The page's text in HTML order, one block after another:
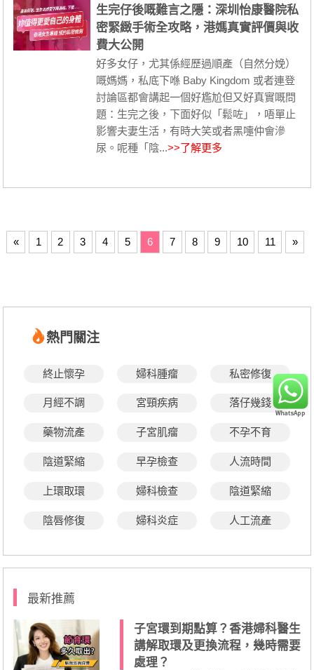
生完仔後嘅難言之隱：深圳怡康醫院私
密緊緻手術全攻略，港媽真實評價與收
費大公開
好多女仔，尤其係經歷過順產（自然分娩）
嘅媽媽，私底下喺 Baby Kingdom 或者連登
討論區都會講起一個好尷尬但又好真實嘅問
題：生完之後，下面好似「鬆咗」，唔單止
影響夫妻生活，有時大笑或者黑嚏仲會滲
尿。呢種「陰...>>了解更多
« 1 2 3 4 5 6 7 8 9 10 11 »
熱門關注
終止懷孕 婦科腫瘤 私密修復
月經不調 宮頸疾病 落仔幾錢
藥物流產 子宮肌瘤 不孕不育
陰道緊縮 早孕檢查 人流時間
上環取環 婦科檢查 陰道緊縮
陰唇修復 婦科炎症 人工流產
最新推薦
子宮環到期點算？香港婦科醫生
講解取環及更換流程，幾時需要
處理？